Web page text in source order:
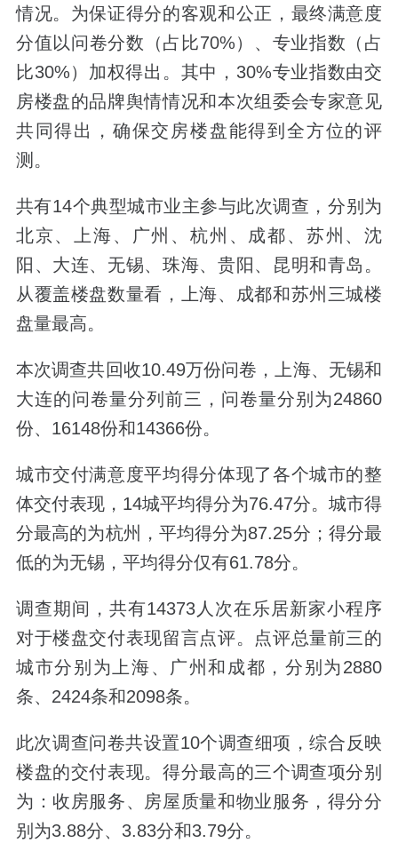
情况。为保证得分的客观和公正，最终满意度
分值以问卷分数（占比70%）、专业指数（占
比30%）加权得出。其中，30%专业指数由交
房楼盘的品牌舆情情况和本次组委会专家意见
共同得出，确保交房楼盘能得到全方位的评
测。
共有14个典型城市业主参与此次调查，分别为
北京、上海、广州、杭州、成都、苏州、沈
阳、大连、无锡、珠海、贵阳、昆明和青岛。
从覆盖楼盘数量看，上海、成都和苏州三城楼
盘量最高。
本次调查共回收10.49万份问卷，上海、无锡和
大连的问卷量分列前三，问卷量分别为24860
份、16148份和14366份。
城市交付满意度平均得分体现了各个城市的整
体交付表现，14城平均得分为76.47分。城市得
分最高的为杭州，平均得分为87.25分；得分最
低的为无锡，平均得分仅有61.78分。
调查期间，共有14373人次在乐居新家小程序
对于楼盘交付表现留言点评。点评总量前三的
城市分别为上海、广州和成都，分别为2880
条、2424条和2098条。
此次调查问卷共设置10个调查细项，综合反映
楼盘的交付表现。得分最高的三个调查项分别
为：收房服务、房屋质量和物业服务，得分分
别为3.88分、3.83分和3.79分。